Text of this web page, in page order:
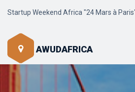
Startup Weekend Africa "24 Mars à
AWUDAFRICA